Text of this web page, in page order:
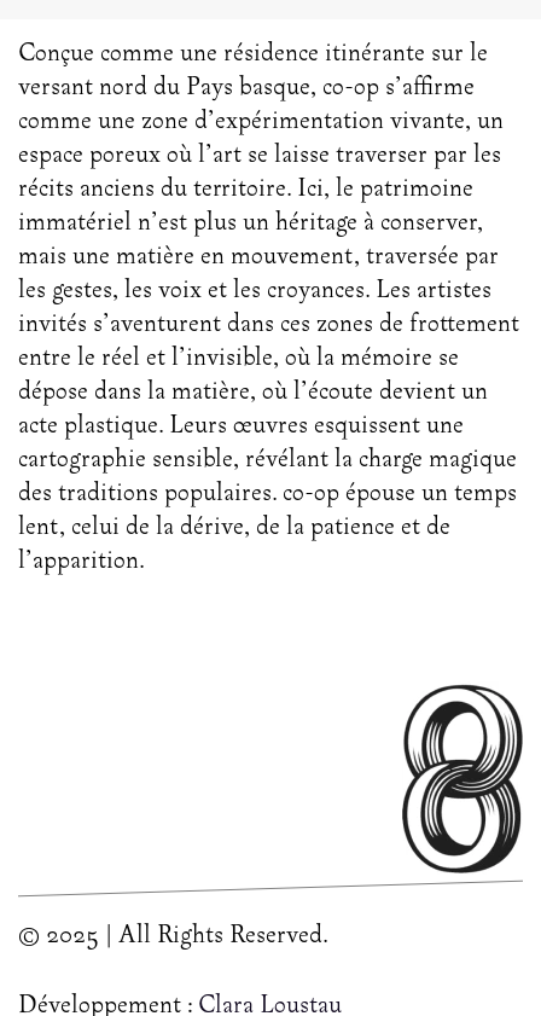
Conçue comme une résidence itinérante sur le
versant nord du Pays basque, co-op s’affirme
comme une zone d’expérimentation vivante, un
espace poreux où l’art se laisse traverser par les
récits anciens du territoire. Ici, le patrimoine
immatériel n’est plus un héritage à conserver,
mais une matière en mouvement, traversée par
les gestes, les voix et les croyances. Les artistes
invités s’aventurent dans ces zones de frottement
entre le réel et l’invisible, où la mémoire se
dépose dans la matière, où l’écoute devient un
acte plastique. Leurs œuvres esquissent une
cartographie sensible, révélant la charge magique
des traditions populaires. co-op épouse un temps
lent, celui de la dérive, de la patience et de
l’apparition.
© 2025 | All Rights Reserved.
Développement : Clara Loustau